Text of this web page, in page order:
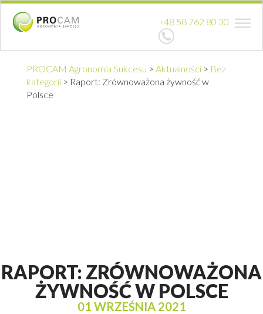
+48 58 762 80 30
PROCAM Agronomia Sukcesu > Aktualności > Bez
kategorii > Raport: Zrównoważona żywność w
Polsce
RAPORT: ZRÓWNOWAŻONA
ŻYWNOŚĆ W POLSCE
01 WRZEŚNIA 2021